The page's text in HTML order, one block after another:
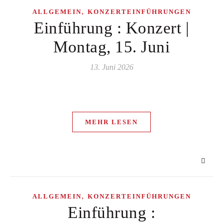
ALLGEMEIN, KONZERTEINFÜHRUNGEN
Einführung : Konzert |
Montag, 15. Juni
13. Juni 2026
MEHR LESEN
ALLGEMEIN, KONZERTEINFÜHRUNGEN
Einführung :